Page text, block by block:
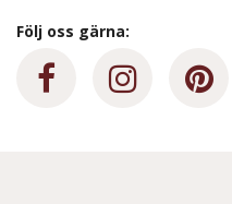
Följ oss gärna: